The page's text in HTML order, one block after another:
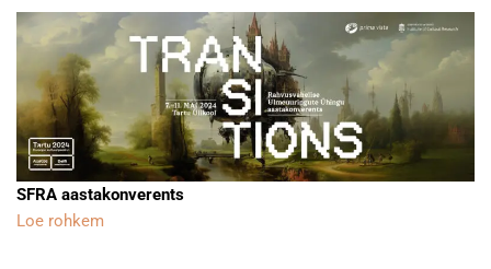
SFRA aastakonverents
Loe rohkem